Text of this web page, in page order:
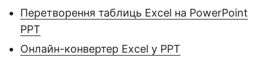
Перетворення таблиць Excel на PowerPoint
PPT
Онлайн-конвертер Excel у PPT